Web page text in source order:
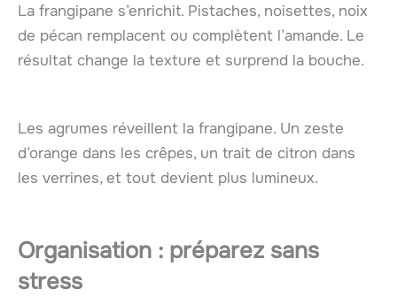
La frangipane s’enrichit. Pistaches, noisettes, noix
de pécan remplacent ou complètent l’amande. Le
résultat change la texture et surprend la bouche.
Les agrumes réveillent la frangipane. Un zeste
d’orange dans les crêpes, un trait de citron dans
les verrines, et tout devient plus lumineux.
Organisation : préparez sans
stress